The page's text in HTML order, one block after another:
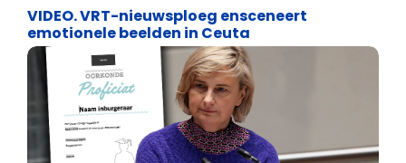
VIDEO. VRT-nieuwsploeg ensceneert
emotionele beelden in Ceuta